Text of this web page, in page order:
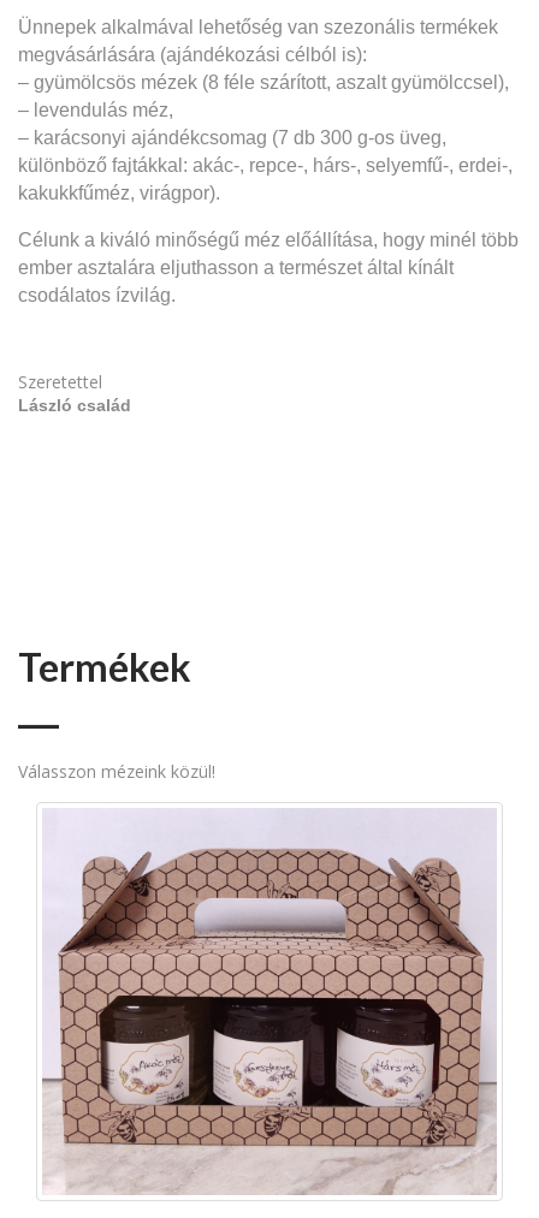
Ünnepek alkalmával lehetőség van szezonális termékek
megvásárlására (ajándékozási célból is):
– gyümölcsös mézek (8 féle szárított, aszalt gyümölccsel),
– levendulás méz,
– karácsonyi ajándékcsomag (7 db 300 g-os üveg,
különböző fajtákkal: akác-, repce-, hárs-, selyemfű-, erdei-,
kakukkfűméz, virágpor).
Célunk a kiváló minőségű méz előállítása, hogy minél több
ember asztalára eljuthasson a természet által kínált
csodálatos ízvilág.
Szeretettel
László család
Termékek
Válasszon mézeink közül!